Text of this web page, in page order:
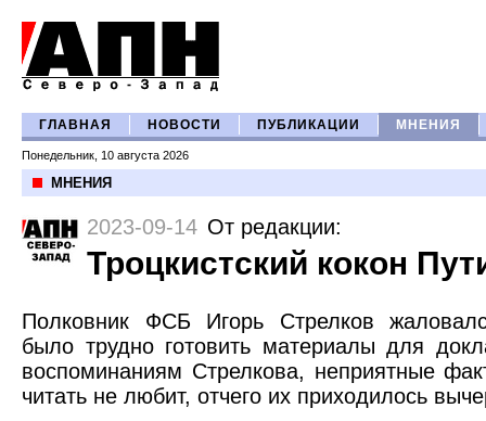
ГЛАВНАЯ НОВОСТИ ПУБЛИКАЦИИ МНЕНИЯ
Понедельник, 10 августа 2026
МНЕНИЯ
2023-09-14 От редакции:
Троцкистский кокон
Полковник ФСБ Игорь Стрелков
было трудно готовить материалы для
воспоминаниям Стрелкова, неприятные
читать не любит, отчего их приходилось